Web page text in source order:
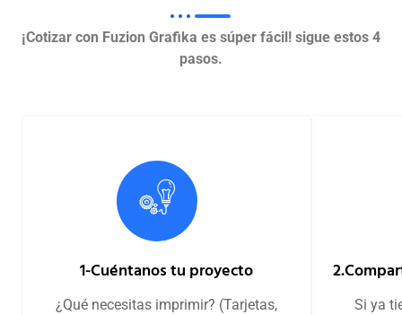
¡Cotizar con Fuzion Grafika es súper fácil! sigue estos 4
pasos.
1-Cuéntanos tu proyecto
¿Qué necesitas imprimir? (Tarjetas,
Si ya